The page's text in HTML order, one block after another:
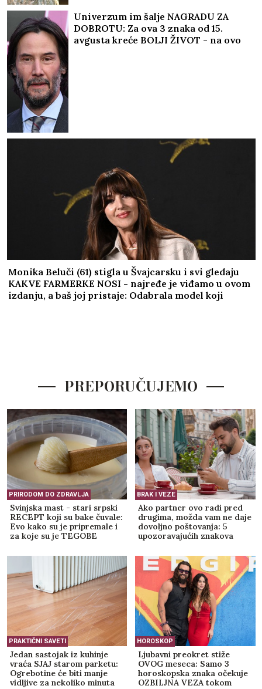
Univerzum im šalje NAGRADU ZA
DOBROTU: Za ova 3 znaka od 15.
avgusta kreće BOLJI ŽIVOT - na ovo
Monika Beluči (61) stigla u Švajcarsku i svi gledaju
KAKVE FARMERKE NOSI - najređe je viđamo u ovom
izdanju, a baš joj pristaje: Odabrala model koji
PREPORUČUJEMO
PRIRODOM DO ZDRAVLJA
Svinjska mast - stari srpski
RECEPT koji su bake čuvale:
Evo kako su je pripremale i
za koje su je TEGOBE
BRAK I VEZE
Ako partner ovo radi pred
drugima, možda vam ne daje
dovoljno poštovanja: 5
upozoravajućih znakova
PRAKTIČNI SAVETI
Jedan sastojak iz kuhinje
vraća SJAJ starom parketu:
Ogrebotine će biti manje
vidljive za nekoliko minuta
HOROSKOP
Ljubavni preokret stiže
OVOG meseca: Samo 3
horoskopska znaka očekuje
OZBILJNA VEZA tokom